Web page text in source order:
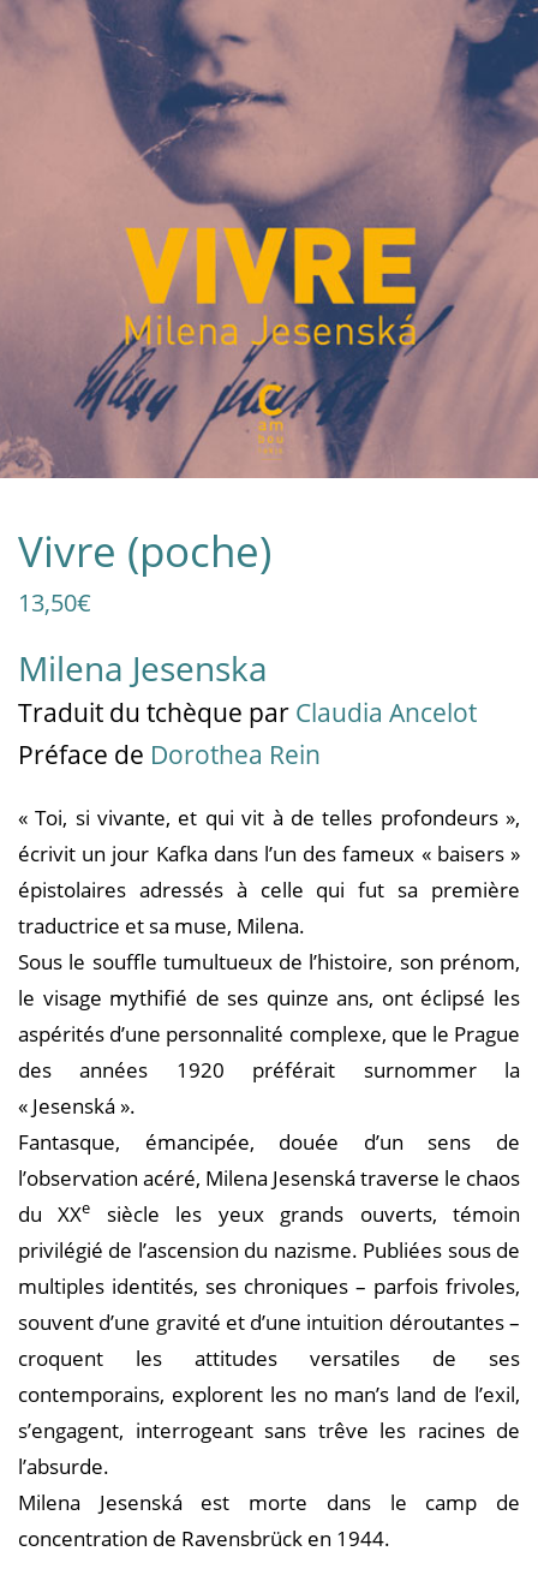
Vivre (poche)
13,50€
Milena Jesenska
Traduit du tchèque par Claudia Ancelot
Préface de Dorothea Rein
« Toi, si vivante, et qui vit à de telles profondeurs »,
écrivit un jour Kafka dans l’un des fameux « baisers »
épistolaires adressés à celle qui fut sa première
traductrice et sa muse, Milena.
Sous le souffle tumultueux de l’histoire, son prénom,
le visage mythifié de ses quinze ans, ont éclipsé les
aspérités d’une personnalité complexe, que le Prague
des années 1920 préférait surnommer la
« Jesenská ».
Fantasque, émancipée, douée d’un sens de
l’observation acéré, Milena Jesenská traverse le chaos
du XXe
siècle les yeux grands ouverts, témoin
privilégié de l’ascension du nazisme. Publiées sous de
multiples identités, ses chroniques – parfois frivoles,
souvent d’une gravité et d’une intuition déroutantes –
croquent les attitudes versatiles de ses
contemporains, explorent les no man’s land de l’exil,
s’engagent, interrogeant sans trêve les racines de
l’absurde.
Milena Jesenská est morte dans le camp de
concentration de Ravensbrück en 1944.